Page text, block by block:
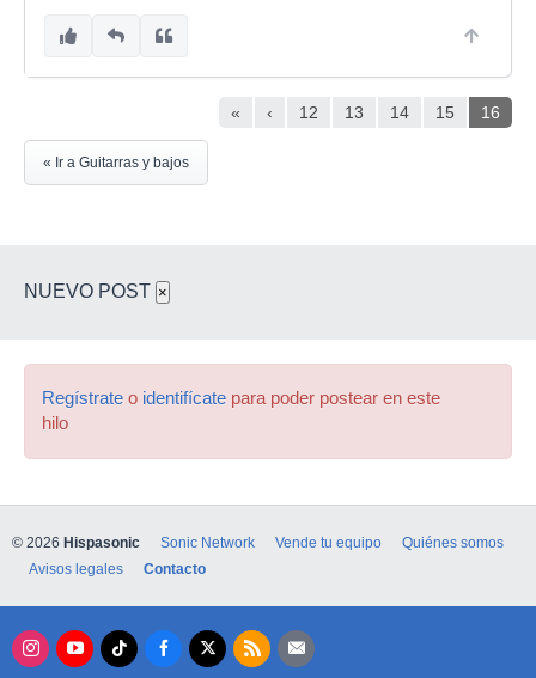
« ‹ 12 13 14 15 16
« Ir a Guitarras y bajos
NUEVO POST ×
Regístrate o identifícate para poder postear en este
hilo
© 2026 Hispasonic Sonic Network Vende tu equipo
Quiénes somos
Avisos legales
Contacto